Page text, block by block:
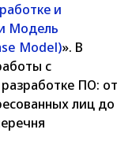
и
Модель
Model)». В
с
ПО: от
лиц до